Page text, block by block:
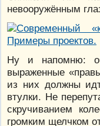
невооружённым
Ну и напомню:
выраженные
из них должны
втулки. Не
скручиванием
громким щелчком